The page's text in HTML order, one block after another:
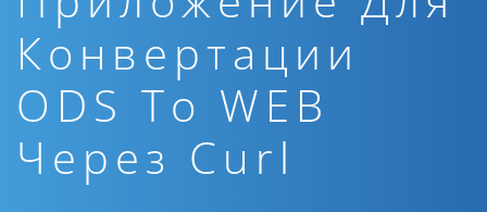
Конвертации
ODS To WEB
Через Curl